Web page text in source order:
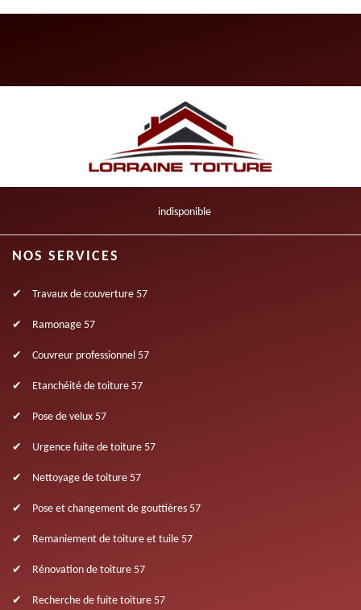
indisponible
NOS SERVICES
Travaux de couverture 57
Ramonage 57
Couvreur professionnel 57
Etanchéité de toiture 57
Pose de velux 57
Urgence fuite de toiture 57
Nettoyage de toiture 57
Pose et changement de gouttières 57
Remaniement de toiture et tuile 57
Rénovation de toiture 57
Recherche de fuite toiture 57